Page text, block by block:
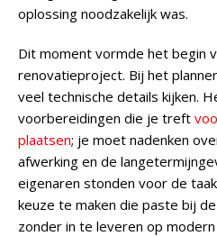
oplossing noodzakelijk was.
Dit moment vormde het begin
renovatieproject. Bij het
veel technische details kijken.
voorbereidingen die je treft
plaatsen; je moet nadenken
afwerking en de
eigenaren stonden voor de
keuze te maken die paste bij
zonder in te leveren op